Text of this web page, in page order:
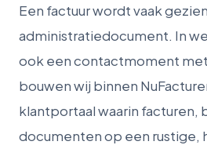
Een factuur wordt vaak
administratiedocument. In
ook een contactmoment
bouwen wij binnen
klantportaal waarin facturen,
documenten op een rustige,